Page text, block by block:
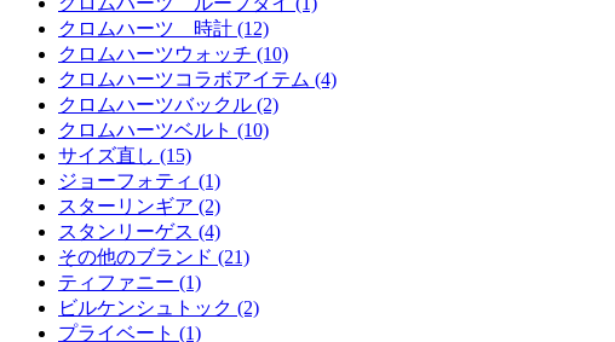
クロムハーツ 時計 (12)
クロムハーツウォッチ (10)
クロムハーツコラボアイテム (4)
クロムハーツバックル (2)
クロムハーツベルト (10)
サイズ直し (15)
ジョーフォティ (1)
スターリンギア (2)
スタンリーゲス (4)
その他のブランド (21)
ティファニー (1)
ビルケンシュトック (2)
プライベート (1)